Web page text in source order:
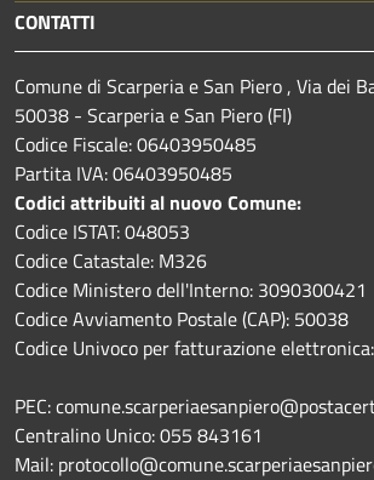
CONTATTI
Comune di Scarperia e San Piero , Via dei
50038 - Scarperia e San Piero (FI)
Codice Fiscale: 06403950485
Partita IVA: 06403950485
Codici attribuiti al nuovo Comune:
Codice ISTAT: 048053
Codice Catastale: M326
Codice Ministero dell'Interno: 3090300421
Codice Avviamento Postale (CAP): 50038
Codice Univoco per fatturazione elettronica:
PEC:
Centralino Unico: 055 843161
Mail: